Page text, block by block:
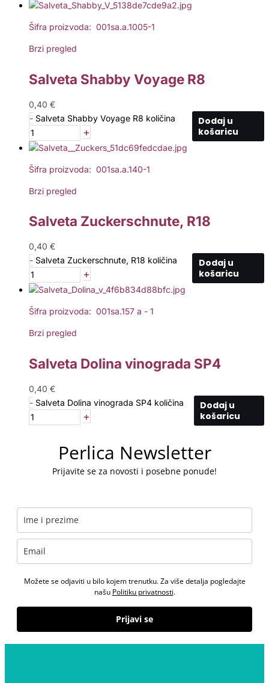
Šifra proizvoda: 001sa.a.1005-1
Brzi pregled
Salveta Shabby Voyage R8
0,40 €
- Salveta Shabby Voyage R8 količina
+
Dodaj u
košaricu
Šifra proizvoda: 001sa.a.140-1
Brzi pregled
Salveta Zuckerschnute, R18
0,40 €
- Salveta Zuckerschnute, R18 količina
+
Dodaj u
košaricu
Šifra proizvoda: 001sa.157 a - 1
Brzi pregled
Salveta Dolina vinograda SP4
0,40 €
- Salveta Dolina vinograda SP4 količina
+
Dodaj u
košaricu
Perlica Newsletter
Prijavite se za novosti i posebne ponude!
Možete se odjaviti u bilo kojem trenutku. Za više detalja pogledajte
našu Politiku privatnosti.
Prijavi se